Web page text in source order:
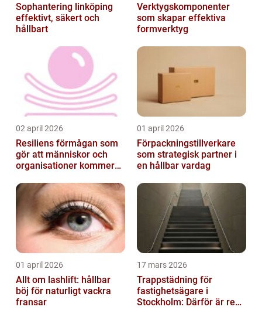
Sophantering linköping
effektivt, säkert och
hållbart
Verktygskomponenter
som skapar effektiva
formverktyg
02 april 2026
Resiliens förmågan som
gör att människor och
organisationer kommer
01 april 2026
Förpackningstillverkare
som strategisk partner i
en hållbar vardag
01 april 2026
Allt om lashlift: hållbar
böj för naturligt vackra
fransar
17 mars 2026
Trappstädning för
fastighetsägare i
Stockholm: Därför är rena